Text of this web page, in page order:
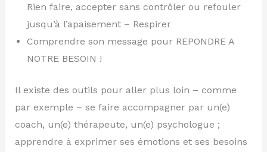
Rien faire, accepter sans contrôler ou refouler
jusqu’à l’apaisement – Respirer
Comprendre son message pour REPONDRE A
NOTRE BESOIN !
Il existe des outils pour aller plus loin – comme
par exemple – se faire accompagner par un(e)
coach, un(e) thérapeute, un(e) psychologue ;
apprendre à exprimer ses émotions et ses besoins